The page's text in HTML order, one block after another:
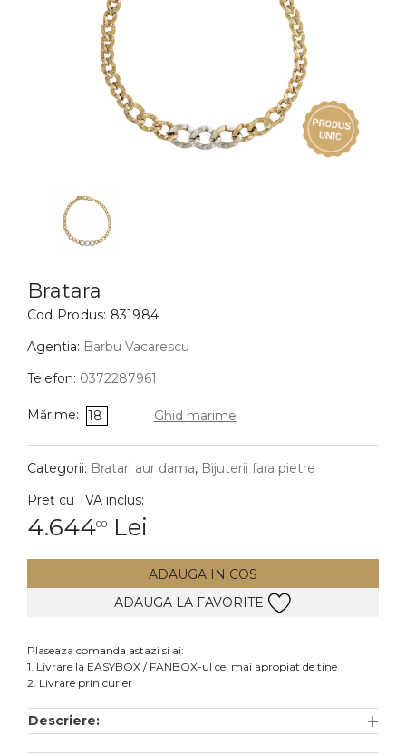
BIJUTERII COPII
Cercei
Bratari
Coliere
Lanturi
Pandantive
DIAMANTE Vezi toate
Cercei
Accesorii
Bratara
Cod Produs: 831984
Agentia: Barbu Vacarescu
Telefon: 0372287961
Mărime: 18 Ghid marime
Categorii: Bratari aur dama, Bijuterii fara pietre
Preț cu TVA inclus:
4.64400 Lei
ADAUGA IN COS
ADAUGA LA FAVORITE
Plaseaza comanda astazi si ai:
1. Livrare la EASYBOX / FANBOX-ul cel mai apropiat de tine
2. Livrare prin curier
Descriere: